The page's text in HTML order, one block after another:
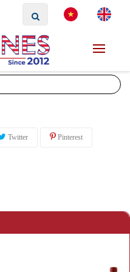
Twitter Pinterest